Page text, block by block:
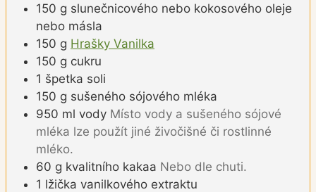
150 g slunečnicového nebo kokosového oleje
nebo másla
150 g Hrašky Vanilka
150 g cukru
1 špetka soli
150 g sušeného sójového mléka
950 ml vody Místo vody a sušeného sójové
mléka lze použít jiné živočišné či rostlinné
mléko.
60 g kvalitního kakaa Nebo dle chuti.
1 lžička vanilkového extraktu